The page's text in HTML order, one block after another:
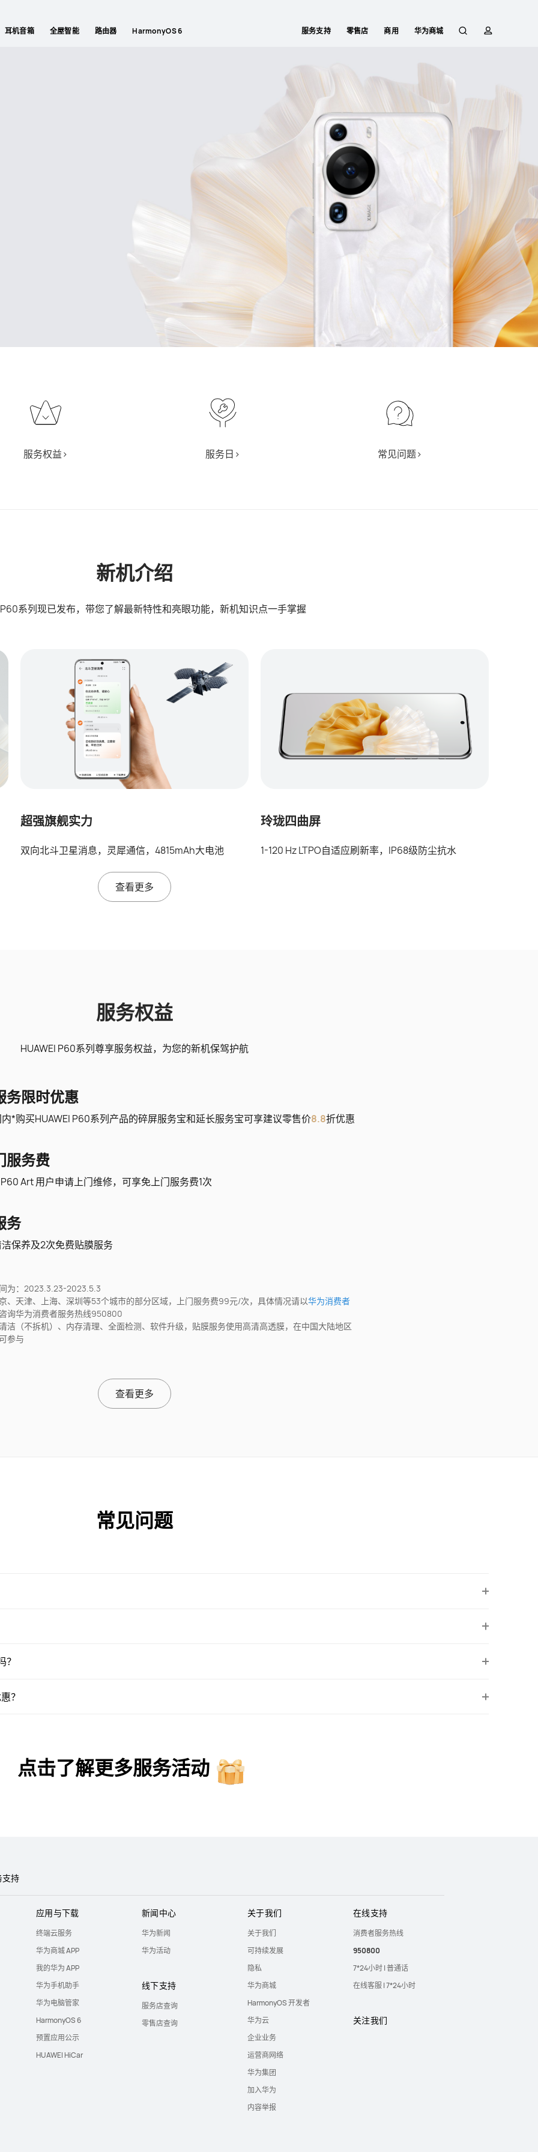
耳机音箱 全屋智能 路由器 HarmonyOS 6 服务支持 零售店 商用 华为商城
服务权益> 服务日> 常见问题>
新机介绍
P60系列现已发布，带您了解最新特性和亮眼功能，新机知识点一手掌握
超强旗舰实力
双向北斗卫星消息，灵犀通信，4815mAh大电池
玲珑四曲屏
1-120 Hz LTPO自适应刷新率，IP68级防尘抗水
查看更多
服务权益
HUAWEI P60系列尊享服务权益，为您的新机保驾护航
务限时优惠
*购买HUAWEI P60系列产品的碎屏服务宝和延长服务宝可享建议零售价8.8折优惠
服务费
P60 Art 用户申请上门维修，可享免上门服务费1次
务
保养及2次免费贴膜服务
为：2023.3.23-2023.5.3
、天津、上海、深圳等53个城市的部分区域，上门服务费99元/次，具体情况请以华为消费者
询华为消费者服务热线950800
洁（不拆机）、内存清理、全面检测、软件升级，贴膜服务使用高清高透膜，在中国大陆地区
参与
查看更多
常见问题
？
点击了解更多服务活动
支持
应用与下载
终端云服务
华为商城 APP
我的华为 APP
华为手机助手
华为电脑管家
HarmonyOS 6
预置应用公示
HUAWEI HiCar
新闻中心
华为新闻
华为活动
线下支持
服务店查询
零售店查询
关于我们
关于我们
可持续发展
隐私
华为商城
HarmonyOS 开发者
华为云
企业业务
运营商网络
华为集团
加入华为
内容举报
在线支持
消费者服务热线
950800
7*24小时 | 普通话
在线客服 | 7*24小时
关注我们